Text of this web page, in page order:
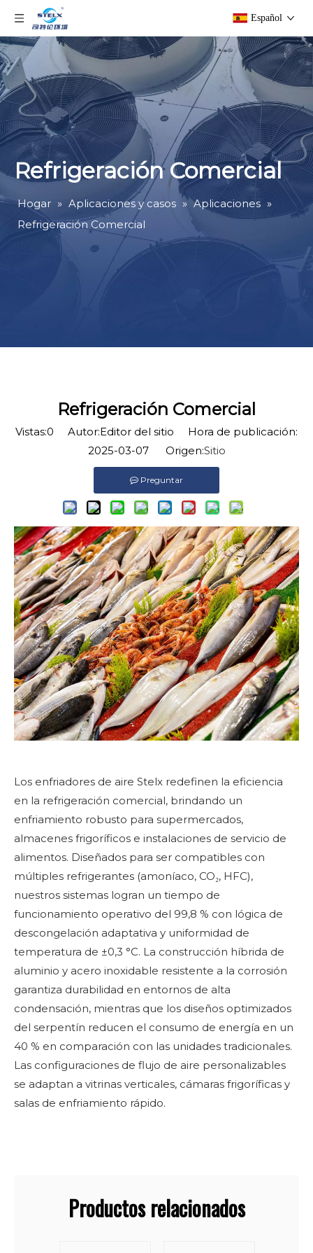
Español
Refrigeración Comercial
Hogar » Aplicaciones y casos » Aplicaciones »
Refrigeración Comercial
Refrigeración Comercial
Vistas:0 Autor:Editor del sitio Hora de publicación:
2025-03-07 Origen:Sitio
Preguntar
Los enfriadores de aire Stelx redefinen la eficiencia
en la refrigeración comercial, brindando un
enfriamiento robusto para supermercados,
almacenes frigoríficos e instalaciones de servicio de
alimentos. Diseñados para ser compatibles con
múltiples refrigerantes (amoníaco, CO₂, HFC),
nuestros sistemas logran un tiempo de
funcionamiento operativo del 99,8 % con lógica de
descongelación adaptativa y uniformidad de
temperatura de ±0,3 °C. La construcción híbrida de
aluminio y acero inoxidable resistente a la corrosión
garantiza durabilidad en entornos de alta
condensación, mientras que los diseños optimizados
del serpentín reducen el consumo de energía en un
40 % en comparación con las unidades tradicionales.
Las configuraciones de flujo de aire personalizables
se adaptan a vitrinas verticales, cámaras frigoríficas y
salas de enfriamiento rápido.
Productos relacionados